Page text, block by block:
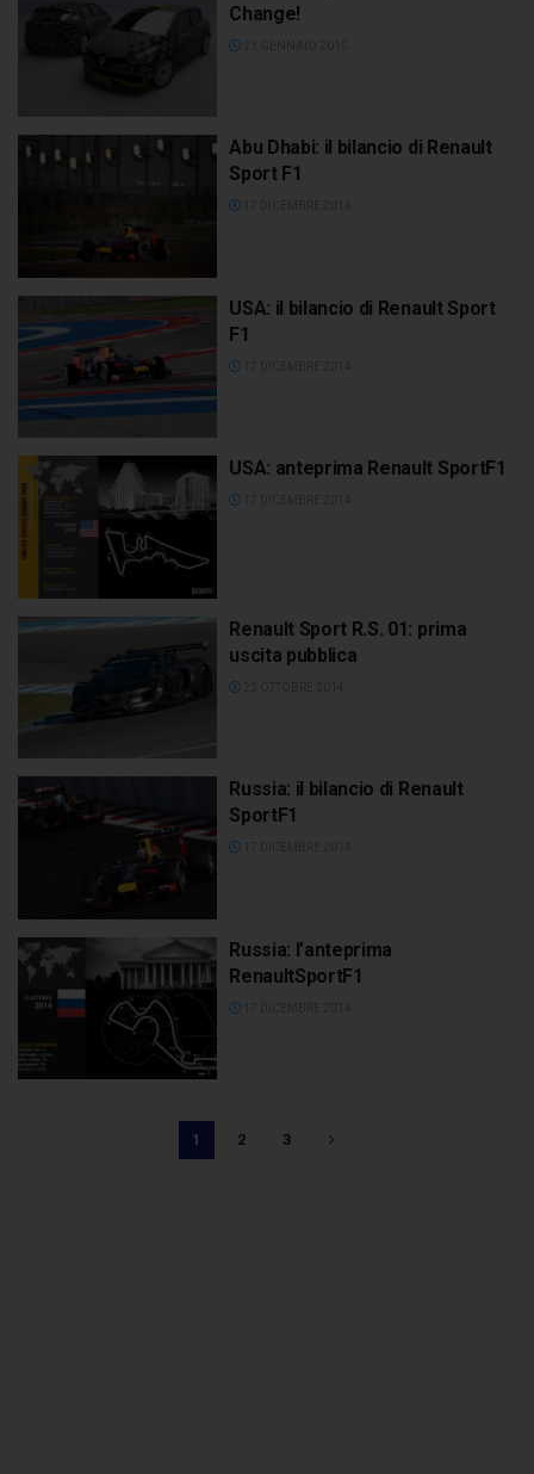
Change!
Abu Dhabi: il bilancio di Renault
Sport F1
USA: il bilancio di Renault Sport
F1
USA: anteprima Renault SportF1
Renault Sport R.S. 01: prima
uscita pubblica
Russia: il bilancio di Renault
SportF1
Russia: l’anteprima
RenaultSportF1
1 2 3